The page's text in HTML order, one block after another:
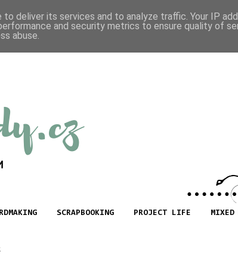
SCRAPBOOKING PROJECT LIFE MIXED
deliver its services and to analyze traffic. Your IP
and security metrics to ensure quality of
abuse.